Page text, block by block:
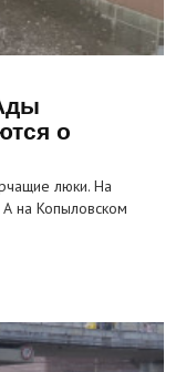
о
люки. На
А на Копыловском